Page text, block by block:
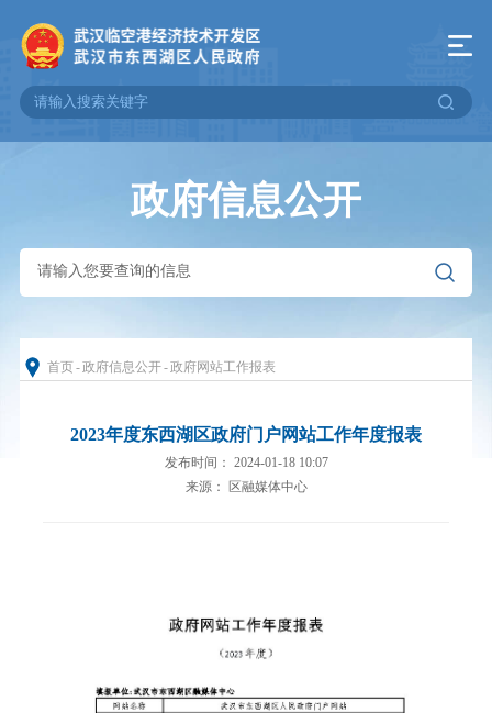
政府信息公开
首页-政府信息公开-政府网站工作报表
2023年度东西湖区政府门户网站工作年度报表
发布时间： 2024-01-18 10:07
来源： 区融媒体中心